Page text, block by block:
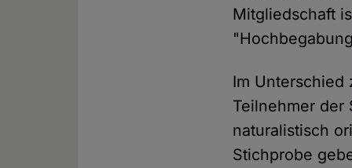
Mitgliedschaft
Im Unterschied
Teilnehmer der
naturalistisch
Stichprobe